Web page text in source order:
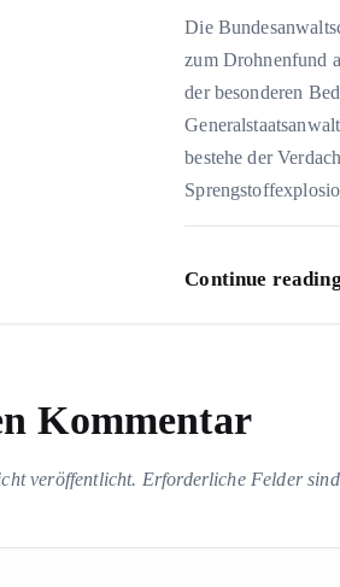
Die
zum Drohnenfund
der besonderen
bestehe der
Continue reading
Kommentar
veröffentlicht. Erforderliche Felder